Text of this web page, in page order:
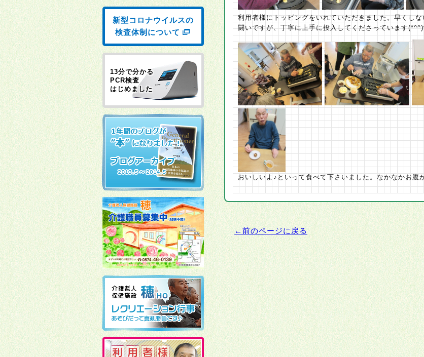
利用者様にトッピングをいれていただきました。早くし
闘いですが、丁寧に上手に投入してくださっています
おいしいよ♪といって食べて下さいました。なかなかお腹
←前のページに戻る
新型コロナウイルスの
検査体制について
13分で分かる
PCR検査
はじめました